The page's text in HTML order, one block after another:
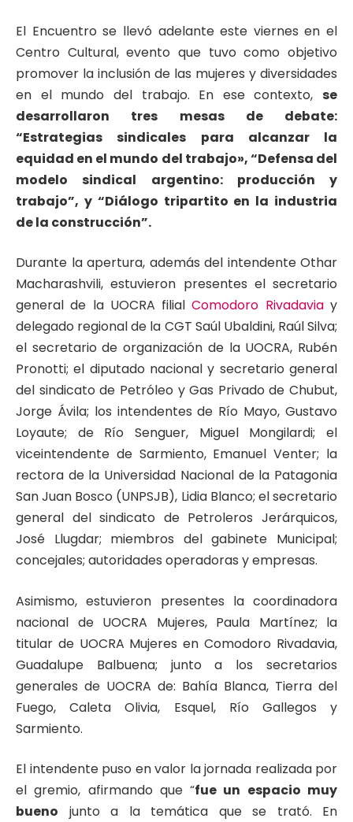
El Encuentro se llevó adelante este viernes en el
Centro Cultural, evento que tuvo como objetivo
promover la inclusión de las mujeres y diversidades
en el mundo del trabajo. En ese contexto, se
desarrollaron tres mesas de debate:
“Estrategias sindicales para alcanzar la
equidad en el mundo del trabajo», “Defensa del
modelo sindical argentino: producción y
trabajo”, y “Diálogo tripartito en la industria
de la construcción”.
Durante la apertura, además del intendente Othar
Macharashvili, estuvieron presentes el secretario
general de la UOCRA filialComodoro Rivadaviay
delegado regional de la CGT Saúl Ubaldini, Raúl Silva;
el secretario de organización de la UOCRA, Rubén
Pronotti; el diputado nacional y secretario general
del sindicato de Petróleo y Gas Privado de Chubut,
Jorge Ávila; los intendentes de Río Mayo, Gustavo
Loyaute; de Río Senguer, Miguel Mongilardi; el
viceintendente de Sarmiento, Emanuel Venter; la
rectora de la Universidad Nacional de la Patagonia
San Juan Bosco (UNPSJB), Lidia Blanco; el secretario
general del sindicato de Petroleros Jerárquicos,
José Llugdar; miembros del gabinete Municipal;
concejales; autoridades operadoras y empresas.
Asimismo, estuvieron presentes la coordinadora
nacional de UOCRA Mujeres, Paula Martínez; la
titular de UOCRA Mujeres en Comodoro Rivadavia,
Guadalupe Balbuena; junto a los secretarios
generales de UOCRA de: Bahía Blanca, Tierra del
Fuego, Caleta Olivia, Esquel, Río Gallegos y
Sarmiento.
El intendente puso en valor la jornada realizada por
el gremio, afirmando que “fue un espacio muy
bueno junto a la temática que se trató. En